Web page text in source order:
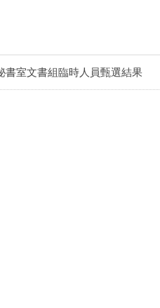
書室文書組臨時人員甄選結果